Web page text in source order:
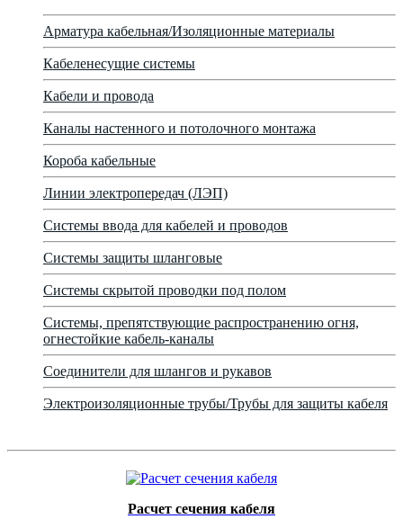
Арматура кабельная/Изоляционные материалы
Кабеленесущие системы
Кабели и провода
Каналы настенного и потолочного монтажа
Короба кабельные
Линии электропередач (ЛЭП)
Системы ввода для кабелей и проводов
Системы защиты шланговые
Системы скрытой проводки под полом
Системы, препятствующие распространению огня,
огнестойкие кабель-каналы
Соединители для шлангов и рукавов
Электроизоляционные трубы/Трубы для защиты кабеля
Расчет сечения кабеля